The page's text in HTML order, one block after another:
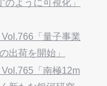
のように可視化」
「量子事業
出荷を開始」
「南極12m